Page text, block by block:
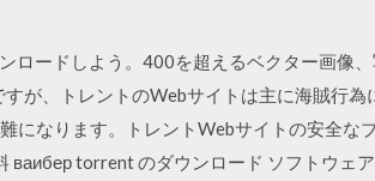
ロードしよう。400を超えるベクター画像
が、トレントのWebサイトは主に海賊行為
になります。トレントWebサイトの安全な
ваибер torrent のダウンロード ソフトウェ